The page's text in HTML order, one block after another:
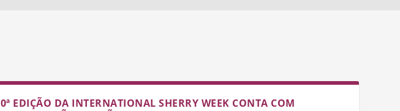
EDIÇÃO DA INTERNATIONAL SHERRY WEEK CONTA COM